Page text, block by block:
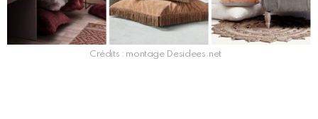
Crédits : montage Desidees.net